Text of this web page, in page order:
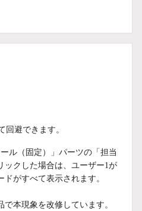
回避できます。
ル（固定）」パーツの「担当
ックした場合は、ユーザー1が
がすべて表示されます。
本現象を改修しています。